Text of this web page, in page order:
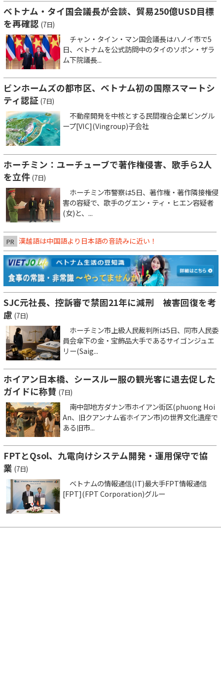
ベトナム・タイ国会議長が会談、貿易250億USD目標
を再確認 (7日)
チャン・タイン・マン国会議長はハノイ市で5
日、ベトナムを公式訪問中のタイのソポン・ザラ
ム下院議長...
ビンホームズの都市区、ベトナム初の国際スマートシ
ティ認証 (7日)
不動産開発を中核とする民間複合企業ビングル
ープ[VIC](Vingroup)子会社
ホーチミン：ユーチューブで著作権侵害、歌手ら2人
を立件 (7日)
ホーチミン市警察は5日、著作権・著作隣接権侵
害の容疑で、歌手のグエン・ティ・ヒエン容疑者
(女)と、...
PR 漢越語は中国語より日本語の音読みに近い！
SJC元社長、控訴審で禁固21年に減刑 被害回復を考
慮 (7日)
ホーチミン市上級人民裁判所は5日、同市人民委
員会傘下の金・宝飾品大手であるサイゴンジュエ
リー(Saig...
ホイアン日本橋、シースルー服の観光客に退去促した
ガイドに称賛 (7日)
南中部地方ダナン市ホイアン街区(phuong Hoi
An、旧クアンナム省ホイアン市)の世界文化遺産で
ある旧市...
FPTとQsol、九電向けシステム開発・運用保守で協
業 (7日)
ベトナムの情報通信(IT)最大手FPT情報通信
[FPT](FPT Corporation)グルー